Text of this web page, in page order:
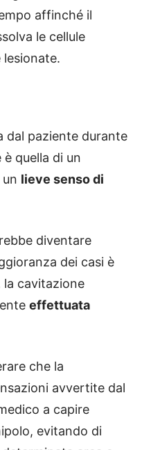
affinché il
le cellule
dal paziente durante
quella di un
lieve senso di
diventare
dei casi è
cavitazione
effettuata
che la
avvertite dal
a capire
evitando di